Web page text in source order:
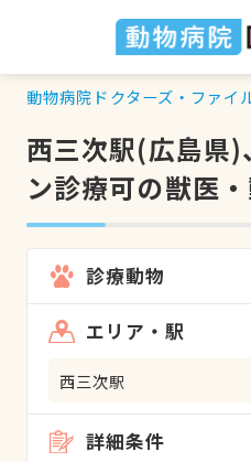
動物病院ドクターズ・ファイ
西三次駅(広島県)
ン診療可の獣医
診療動物
エリア・駅
西三次駅
詳細条件